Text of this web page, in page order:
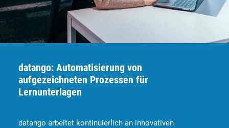
datango: Automatisierung von
aufgezeichneten Prozessen für
Lernunterlagen
datango arbeitet kontinuierlich an innovativen